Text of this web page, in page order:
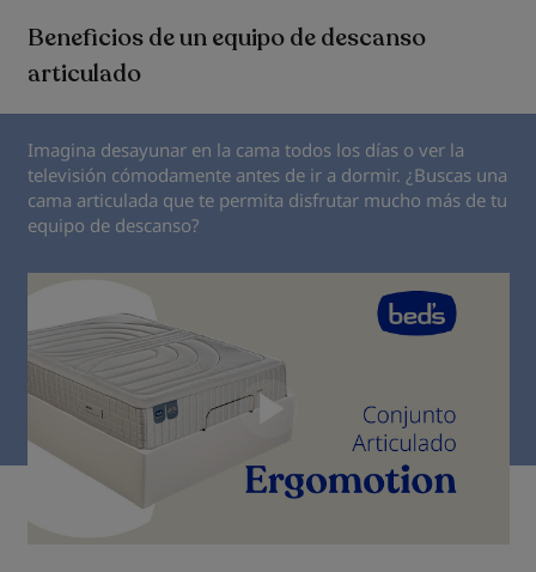
Beneficios de un equipo de descanso
articulado
Imagina desayunar en la cama todos los días o ver la
televisión cómodamente antes de ir a dormir. ¿Buscas una
cama articulada que te permita disfrutar mucho más de tu
equipo de descanso?